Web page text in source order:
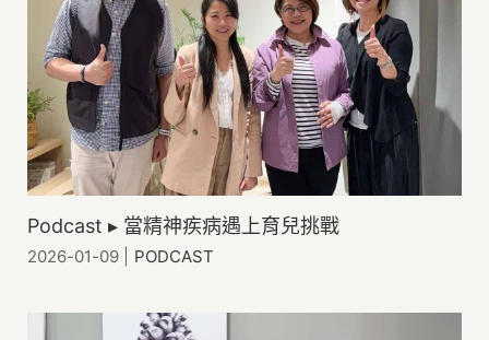
Podcast ▸ 當精神疾病遇上育兒挑戰
2026-01-09 PODCAST